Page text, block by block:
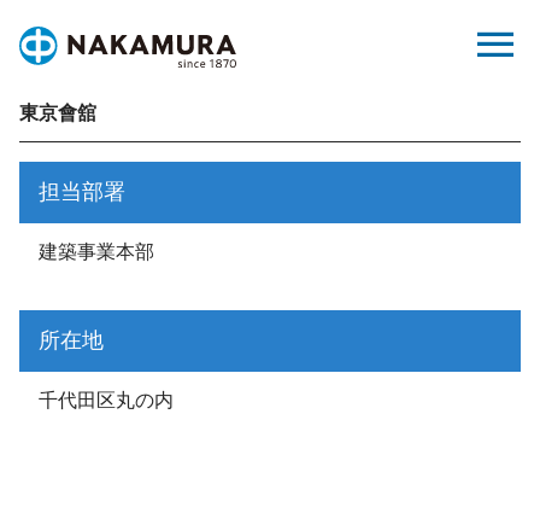
content
menu
東京會舘
担当部署
建築事業本部
所在地
千代田区丸の内